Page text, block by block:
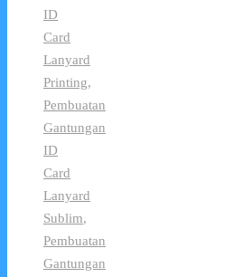
ID
Card
Lanyard
Printing,
Pembuatan
Gantungan
ID
Card
Lanyard
Sublim,
Pembuatan
Gantungan